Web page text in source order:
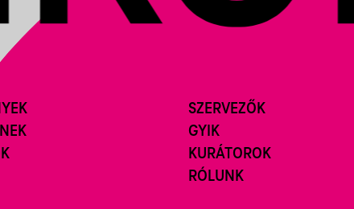
SZERVEZŐK
GYIK
KURÁTOROK
RÓLUNK